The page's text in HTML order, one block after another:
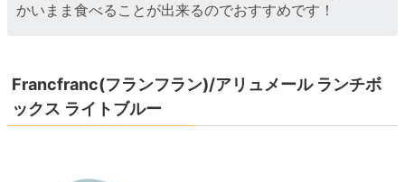
かいまま食べることが出来るのでおすすめです！
Francfranc(フランフラン)/アリュメール ランチボ
ックス ライトブルー